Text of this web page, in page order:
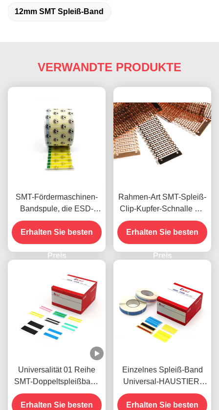
12mm SMT Spleiß-Band
VERWANDTE PRODUKTE
SMT-Fördermaschinen-
Bandspule, die ESD-
Dichtungs-Aufkleber
HAUSTIER Material
verpackt
Erhalten Sie besten
Preis
Rahmen-Art SMT-Spleiß-
Clip-Kupfer-Schnalle mit
Hefter-Art Spleiß-Zangen-
Werkzeug
Erhalten Sie besten
Preis
Universalität 01 Reihe
SMT-Doppeltspleißband
mit den doppelten
prägeartigen Punkten
Erhalten Sie besten
Einzelnes Spleiß-Band
Universal-HAUSTIER-
SMTs für
Fördermaschinen-Band
Erhalten Sie besten